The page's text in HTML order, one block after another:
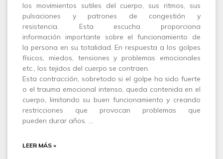
los movimientos sutiles del cuerpo, sus ritmos, sus
pulsaciones y patrones de congestión y
resistencia. Esta escucha proporciona
información importante sobre el funcionamiento de
la persona en su totalidad. En respuesta a los golpes
físicos, miedos, tensiones y problemas emocionales
etc., los tejidos del cuerpo se contraen.
Esta contracción, sobretodo si el golpe ha sido fuerte
o el trauma emocional intenso, queda contenida en el
cuerpo, limitando su buen funcionamiento y creando
restricciones que provocan problemas que
pueden durar años. …
LEER MÁS »